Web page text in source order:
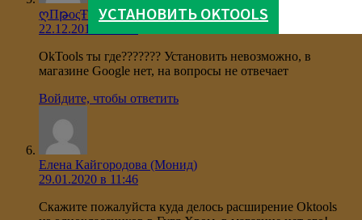
УСТАНОВИТЬ OKTOOLS
ღПթoςŦo ΔթyʒьЯღ
22.12.2019 в 11:15
OkTools ты где??????? Установить невозможно, в
магазине Google нет, на вопросы не отвечает
Войдите, чтобы ответить
Елена Кайгородова (Монид)
29.01.2020 в 11:46
Скажите пожалуйста куда делось расширение Oktools